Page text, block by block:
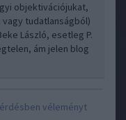
objektivációjukat,
tudatlanságból)
László, esetleg P.
ám jelen blog
véleményt